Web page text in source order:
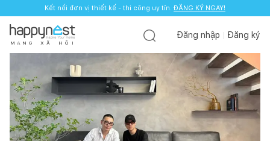
Kết nối đơn vị thiết kế - thi công uy tín. ĐĂNG KÝ NGAY!
M Ạ N G X Ã H Ộ I
Đăng nhập Đăng ký